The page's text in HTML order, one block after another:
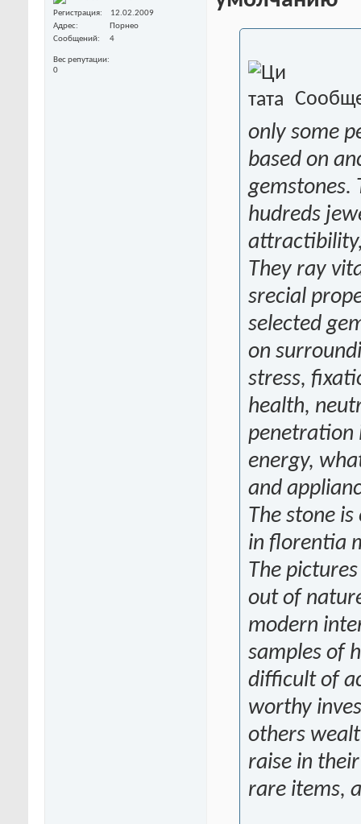
Регистрация
12.02.2009
Адрес
Порнео
Сообщений
4
Вес репутации
0
only some
based on
gemstones.
hudreds
They ray
srecial
selected
on
stress,
health,
penetration
energy,
and
The stone
in florentia
The
out of
modern
samples of
difficult of
worthy
others
raise in
rare items,